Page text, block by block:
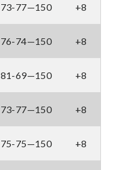
73-77—150 +8
76-74—150 +8
81-69—150 +8
73-77—150 +8
75-75—150 +8